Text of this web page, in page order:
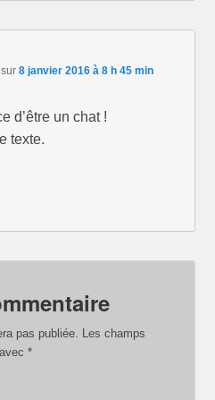
sur8 janvier 2016 à 8 h 45 min
d’être un chat !
texte.
pas publiée. Les champs
avec*